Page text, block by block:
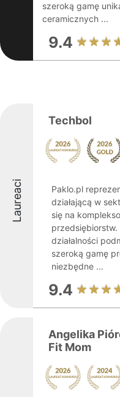
szeroką gamę
ceramicznych ...
9.4
Laureaci
Techbol
Paklo.pl
działającą w
się na
działalności
szeroką gamę
niezbędne ...
9.4
Angelika
Fit Mom